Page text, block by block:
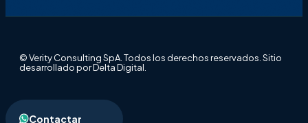
© Verity Consulting SpA. Todos los derechos reservados. Sitio
desarrollado por Delta Digital.
Contactar